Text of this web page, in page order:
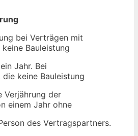
bei Verträgen mit
Bauleistung
Jahr. Bei
keine Bauleistung
Verjährung der
einem Jahr ohne
des Vertragspartners.